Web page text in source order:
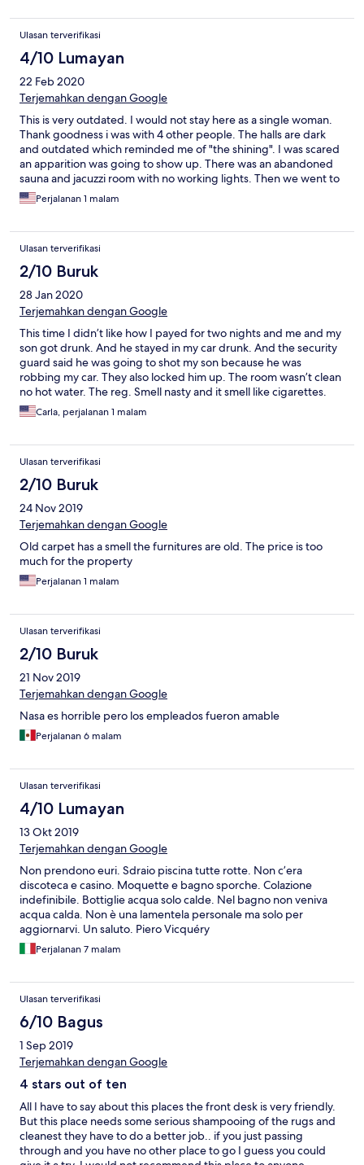
Ulasan terverifikasi
4/10 Lumayan
22 Feb 2020
Terjemahkan dengan Google
This is very outdated. I would not stay here as a single woman.
Thank goodness i was with 4 other people. The halls are dark
and outdated which reminded me of "the shining". I was scared
an apparition was going to show up. There was an abandoned
sauna and jacuzzi room with no working lights. Then we went to
check out the pool. It was Green. The room was a good size,
however, the blankets had holes in them. The chair in the room
we only stayed for 1 night because we didn't want to be too far
from the airport. The staff was nice but there was only 2 working
staff members per shift who also worked in the restaurant so the
front desk was often without staff. This place is fine for a cheap
night if all else isn't available. It has a lot of potential to be a
decent hotel but its not very well taken care of.
Perjalanan 1 malam
Ulasan terverifikasi
2/10 Buruk
28 Jan 2020
Terjemahkan dengan Google
This time I didn’t like how I payed for two nights and me and my
son got drunk. And he stayed in my car drunk. And the security
guard said he was going to shot my son because he was
robbing my car. They also locked him up. The room wasn’t clean
no hot water. The reg. Smell nasty and it smell like cigarettes.
The only good thing was the AC .
Carla, perjalanan 1 malam
Ulasan terverifikasi
2/10 Buruk
24 Nov 2019
Terjemahkan dengan Google
Old carpet has a smell the furnitures are old. The price is too
much for the property
Perjalanan 1 malam
Ulasan terverifikasi
2/10 Buruk
21 Nov 2019
Terjemahkan dengan Google
Nasa es horrible pero los empleados fueron amable
Perjalanan 6 malam
Ulasan terverifikasi
4/10 Lumayan
13 Okt 2019
Terjemahkan dengan Google
Non prendono euri. Sdraio piscina tutte rotte. Non c’era
discoteca e casino. Moquette e bagno sporche. Colazione
indefinibile. Bottiglie acqua solo calde. Nel bagno non veniva
acqua calda. Non è una lamentela personale ma solo per
aggiornarvi. Un saluto. Piero Vicquéry
Perjalanan 7 malam
Ulasan terverifikasi
6/10 Bagus
1 Sep 2019
Terjemahkan dengan Google
4 stars out of ten
All I have to say about this places the front desk is very friendly.
But this place needs some serious shampooing of the rugs and
cleanest they have to do a better job.. if you just passing
through and you have no other place to go I guess you could